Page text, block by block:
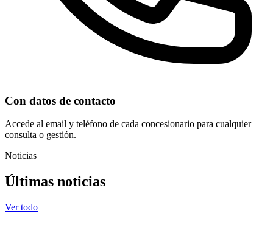
Con datos de contacto
Accede al email y teléfono de cada concesionario para cualquier
consulta o gestión.
Noticias
Últimas noticias
Ver todo